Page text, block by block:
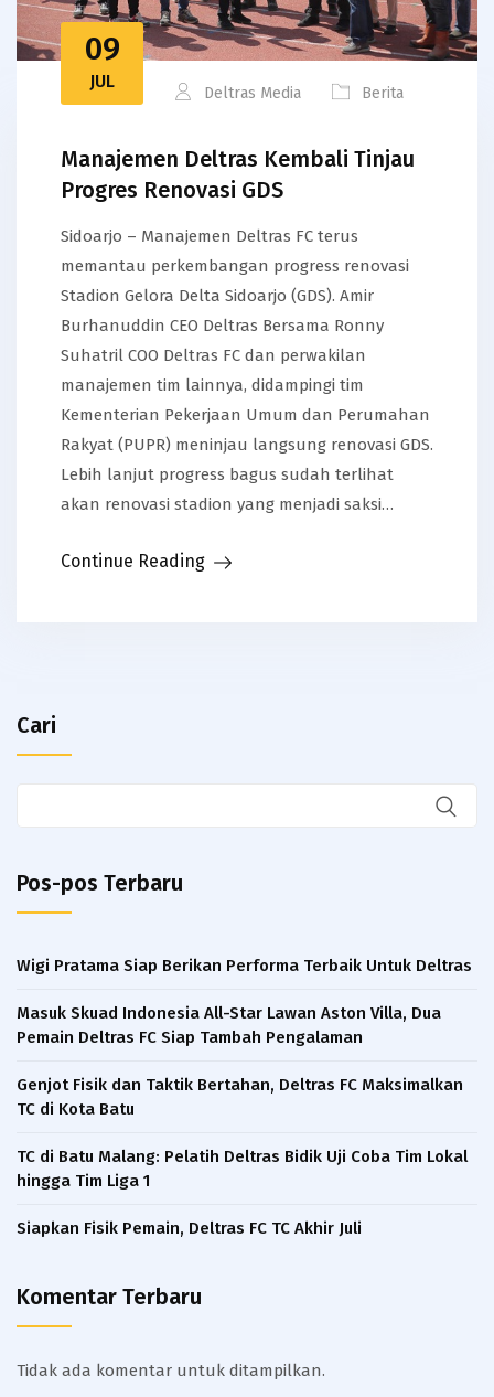
09
JUL
Deltras Media Berita
Manajemen Deltras Kembali Tinjau
Progres Renovasi GDS
Sidoarjo – Manajemen Deltras FC terus
memantau perkembangan progress renovasi
Stadion Gelora Delta Sidoarjo (GDS). Amir
Burhanuddin CEO Deltras Bersama Ronny
Suhatril COO Deltras FC dan perwakilan
manajemen tim lainnya, didampingi tim
Kementerian Pekerjaan Umum dan Perumahan
Rakyat (PUPR) meninjau langsung renovasi GDS.
Lebih lanjut progress bagus sudah terlihat
akan renovasi stadion yang menjadi saksi…
Continue Reading
Cari
Pos-pos Terbaru
Wigi Pratama Siap Berikan Performa Terbaik Untuk Deltras
Masuk Skuad Indonesia All-Star Lawan Aston Villa, Dua
Pemain Deltras FC Siap Tambah Pengalaman​
Genjot Fisik dan Taktik Bertahan, Deltras FC Maksimalkan
TC di Kota Batu
TC di Batu Malang: Pelatih Deltras Bidik Uji Coba Tim Lokal
hingga Tim Liga 1
Siapkan Fisik Pemain, Deltras FC TC Akhir Juli
Komentar Terbaru
Tidak ada komentar untuk ditampilkan.